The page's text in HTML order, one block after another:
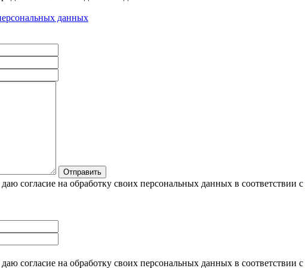
данных
согласие на обработку своих персональных данных в соответствии с
согласие на обработку своих персональных данных в соответствии с